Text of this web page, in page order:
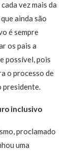
vez mais da
ainda são
é sempre
os pais a
possível, pois
o processo de
presidente.
inclusivo
proclamado
uma